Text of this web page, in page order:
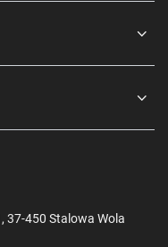
, 37-450 Stalowa Wola